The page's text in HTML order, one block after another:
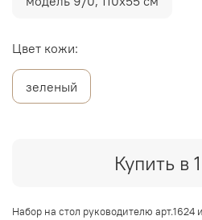
Купить в
Цвет кожи:
зеленый
Набор на стол руководителю арт.1624